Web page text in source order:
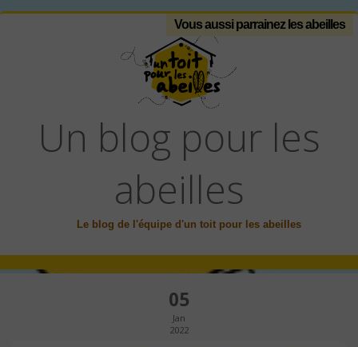
Vous aussi parrainez les abeilles
Un blog pour les
abeilles
Le blog de l'équipe d'un toit pour les abeilles
05
Jan
2022